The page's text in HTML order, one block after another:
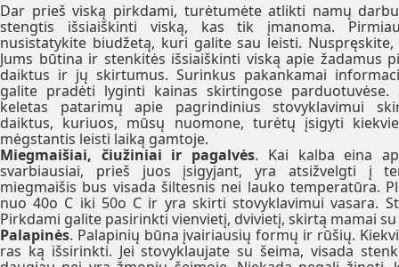
Dar prieš viską pirkdami, turėtumėte atlikti namų
stengtis išsiaiškinti viską, kas tik įmanoma.
nusistatykite biudžetą, kuri galite sau leisti. Nuspręskite,
Jums būtina ir stenkitės išsiaiškinti viską apie žadamus
daiktus ir jų skirtumus. Surinkus pakankamai
galite pradėti lyginti kainas skirtingose parduotuvėse.
keletas patarimų apie pagrindinius stovyklavimui
daiktus, kuriuos, mūsų nuomone, turėtų įsigyti
mėgstantis leisti laiką gamtoje.
Miegmaišiai, čiužiniai ir pagalvės. Kai kalba eina
svarbiausiai, prieš juos įsigyjant, yra atsižvelgti į
miegmaišis bus visada šiltesnis nei lauko temperatūra.
nuo 40o C iki 50o C ir yra skirti stovyklavimui vasara.
Pirkdami galite pasirinkti vienvietį, dvivietį, skirtą mamai
Palapinės. Palapinių būna įvairiausių formų ir rūšių.
ras ką išsirinkti. Jei stovyklaujate su šeima, visada